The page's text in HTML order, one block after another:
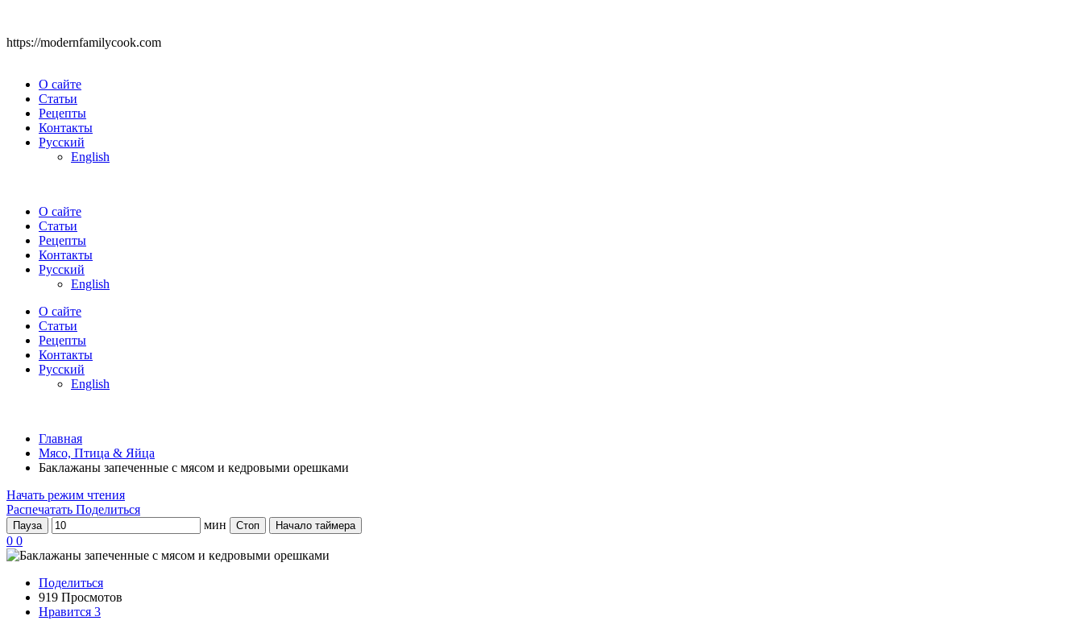
https://modernfamilycook.com
О сайте
Статьи
Рецепты
Контакты
Русский
English
О сайте
Статьи
Рецепты
Контакты
Русский
English
О сайте
Статьи
Рецепты
Контакты
Русский
English
Главная
Мясо, Птица & Яйца
Баклажаны запеченные с мясом и кедровыми орешками
Начать режим чтения
Распечатать Поделиться
Пауза мин Стоп Начало таймера
0 0
Поделиться
919 Просмотов
Нравится 3